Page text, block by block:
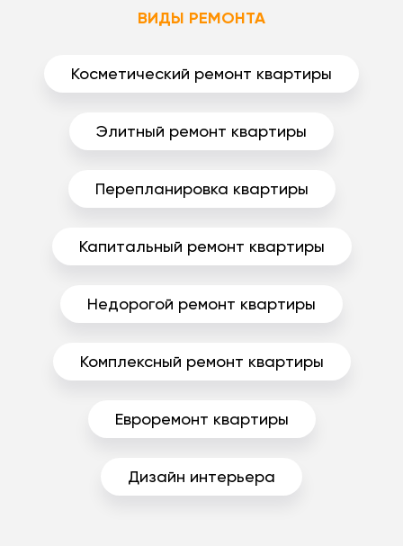
ВИДЫ РЕМОНТА
Косметический ремонт квартиры
Элитный ремонт квартиры
Перепланировка квартиры
Капитальный ремонт квартиры
Недорогой ремонт квартиры
Комплексный ремонт квартиры
Евроремонт квартиры
Дизайн интерьера